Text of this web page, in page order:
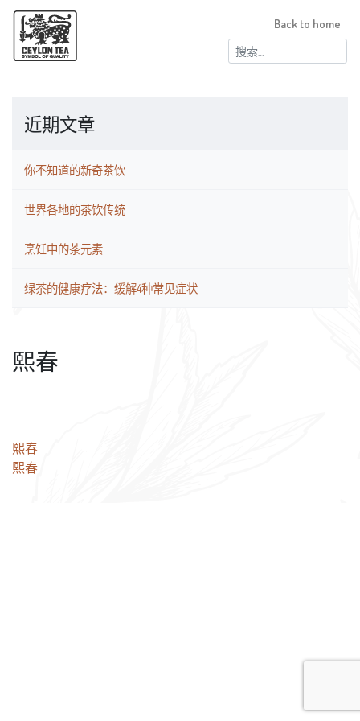
搜
索：
Back to home
近期文章
你不知道的新奇茶饮
世界各地的茶饮传统
烹饪中的茶元素
绿茶的健康疗法：缓解4种常见症状
熙春
文
章
熙春
熙春